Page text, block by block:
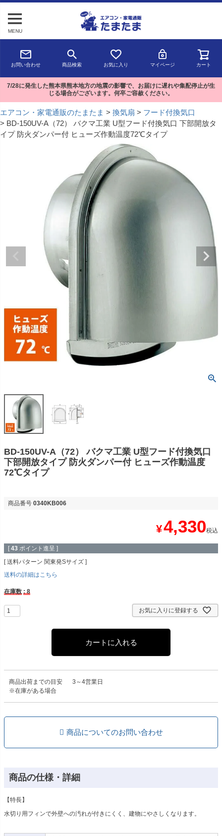
MENU
お問い合わせ 商品検索 お気に入り マイページ カート
7/28に発生した熊本県熊本地方の地震の影響で、お届けに遅れや集配停止が生
じる場合がございます。何卒ご容赦ください。
エアコン・家電通販のたまたま 換気扇
フード付換気口
BD-150UV-A（72） バクマ工業 U型フード付換気口 下部開放タ
イプ 防火ダンパー付 ヒューズ作動温度72℃タイプ
BD-150UV-A（72） バクマ工業 U型フード付換気口
下部開放タイプ 防火ダンパー付 ヒューズ作動温度
72℃タイプ
商品番号 0340KB006
¥4,330税込
[ 43 ポイント進呈 ]
送料パターン 関東発Sサイズ
送料の詳細はこちら
在庫数 8
お気に入りに登録する
カートに入れる
商品出荷までの目安
※在庫がある場合
3～4営業日
商品についてのお問い合わせ
商品の仕様・詳細
【特長】
水切り用フィンで外壁への汚れが付きにくく、建物にやさしくなります。